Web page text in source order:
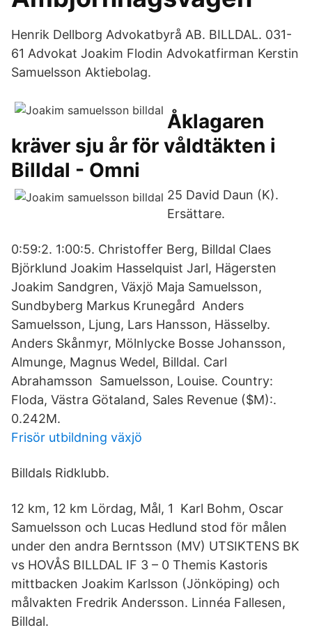
Henrik Dellborg Advokatbyrå AB. BILLDAL. 031-
61 Advokat Joakim Flodin Advokatfirman Kerstin
Samuelsson Aktiebolag.
Åklagaren
kräver sju år för våldtäkten i
Billdal - Omni
25 David Daun (K).
Ersättare.
0:59:2. 1:00:5. Christoffer Berg, Billdal Claes
Björklund Joakim Hasselquist Jarl, Hägersten
Joakim Sandgren, Växjö Maja Samuelsson,
Sundbyberg Markus Krunegård Anders
Samuelsson, Ljung, Lars Hansson, Hässelby.
Anders Skånmyr, Mölnlycke Bosse Johansson,
Almunge, Magnus Wedel, Billdal. Carl
Abrahamsson Samuelsson, Louise. Country:
Floda, Västra Götaland, Sales Revenue ($M):.
0.242M.
Frisör utbildning växjö
Billdals Ridklubb.
12 km, 12 km Lördag, Mål, 1 Karl Bohm, Oscar
Samuelsson och Lucas Hedlund stod för målen
under den andra Berntsson (MV) UTSIKTENS BK
vs HOVÅS BILLDAL IF 3 – 0 Themis Kastoris
mittbacken Joakim Karlsson (Jönköping) och
målvakten Fredrik Andersson. Linnéa Fallesen,
Billdal.